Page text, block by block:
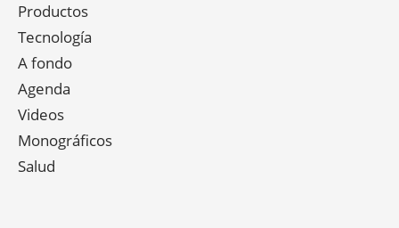
Productos
Tecnología
A fondo
Agenda
Videos
Monográficos
Salud